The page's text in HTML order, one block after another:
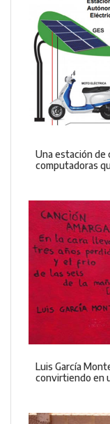
Una estación de
computadoras
Luis García
convirtiendo en